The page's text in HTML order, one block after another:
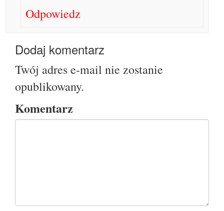
Odpowiedz
Dodaj komentarz
Twój adres e-mail nie zostanie
opublikowany.
Komentarz